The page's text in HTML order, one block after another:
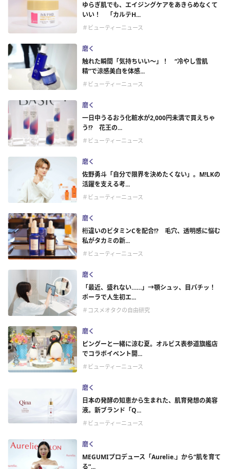
ゆらぎ肌でも、エイジングケアをあきらめなくて
いい！ 「カルテH...
＃ビューティーニュース
磨く
触れた瞬間「気持ちいい～」！ “冷やし雪肌
精”で涼感美白を体感...
＃ビューティーニュース
磨く
一日中うるおう化粧水が2,000円未満で買えちゃ
う!? 花王の...
＃ビューティーニュース
磨く
佐野勇斗「自分で限界を決めたくない」。M!LKの
活躍を支える考...
＃ビューティーニュース
磨く
桁違いのビタミンCを配合!? 毛穴、透明感に悩む
私がタカミの新...
＃ビューティーニュース
磨く
「最近、盛れない……」→顎シュッ、目パチッ！
ポーラで人生初エ...
＃コスメオタクの自由研究
磨く
ピングーと一緒に涼む夏。オルビス表参道旗艦店
でコラボイベント開...
＃ビューティーニュース
磨く
日本の発酵の知恵から生まれた、肌育発想の美容
液。新ブランド「Q...
＃ビューティーニュース
磨く
MEGUMIプロデュース「Aurelie.」から“肌を育て
る”...